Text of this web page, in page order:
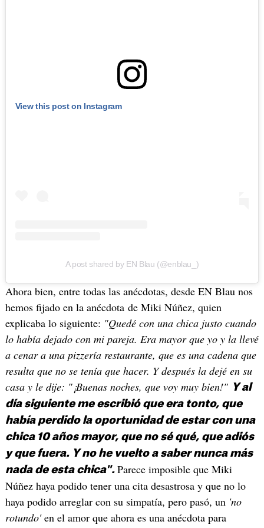
View this post on Instagram
A post shared by EN Blau (@enblau_)
Ahora bien, entre todas las anécdotas, desde EN Blau nos
hemos fijado en la anécdota de Miki Núñez, quien
explicaba lo siguiente: "Quedé con una chica justo cuando
lo había dejado con mi pareja. Era mayor que yo y la llevé
a cenar a una pizzería restaurante, que es una cadena que
resulta que no se tenía que hacer. Y después la dejé en su
casa y le dije: "¡Buenas noches, que voy muy bien!" Y al
día siguiente me escribió que era tonto, que
había perdido la oportunidad de estar con una
chica 10 años mayor, que no sé qué, que adiós
y que fuera. Y no he vuelto a saber nunca más
nada de esta chica". Parece imposible que Miki
Núñez haya podido tener una cita desastrosa y que no lo
haya podido arreglar con su simpatía, pero pasó, un 'no
rotundo'en el amor que ahora es una anécdota para